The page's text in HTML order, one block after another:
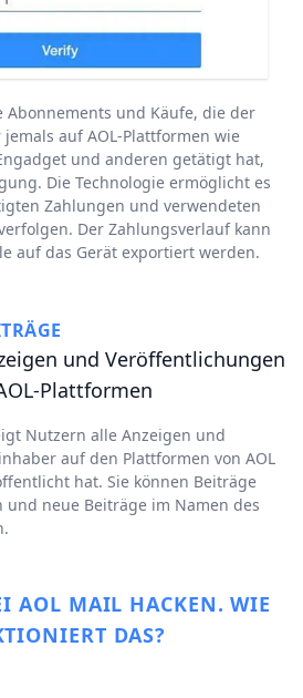
und Käufe, die der
auf AOL-Plattformen wie
und anderen getätigt hat,
Die Technologie ermöglicht es
Zahlungen und verwendeten
Der Zahlungsverlauf kann
auf das Gerät exportiert werden.
und Veröffentlichungen
Plattformen
Nutzern alle Anzeigen und
auf den Plattformen von AOL
hat. Sie können Beiträge
neue Beiträge im Namen des
AOL MAIL HACKEN. WIE
DAS?